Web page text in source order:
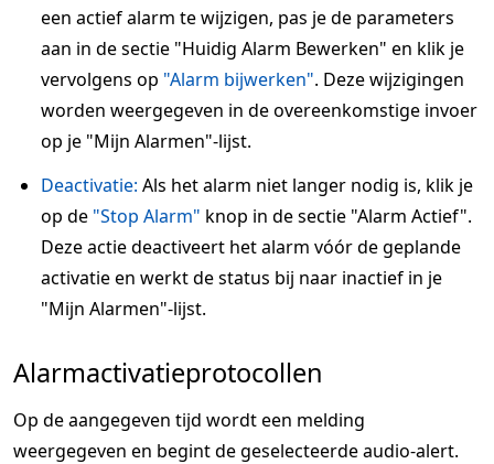
een actief alarm te wijzigen, pas je de parameters
aan in de sectie "Huidig Alarm Bewerken" en klik je
vervolgens op "Alarm bijwerken". Deze wijzigingen
worden weergegeven in de overeenkomstige invoer
op je "Mijn Alarmen"-lijst.
Deactivatie: Als het alarm niet langer nodig is, klik je
op de "Stop Alarm" knop in de sectie "Alarm Actief".
Deze actie deactiveert het alarm vóór de geplande
activatie en werkt de status bij naar inactief in je
"Mijn Alarmen"-lijst.
Alarmactivatieprotocollen
Op de aangegeven tijd wordt een melding
weergegeven en begint de geselecteerde audio-alert.